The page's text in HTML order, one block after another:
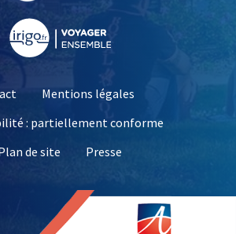
Mentions légales
: partiellement conforme
de site
Presse